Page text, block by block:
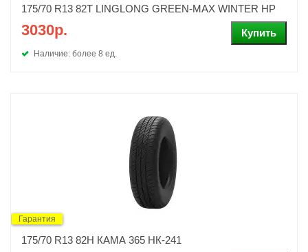
175/70 R13 82T LINGLONG GREEN-MAX WINTER HP
3030р.
Наличие: более 8 ед.
Гарантия
175/70 R13 82H КАМА 365 НК-241